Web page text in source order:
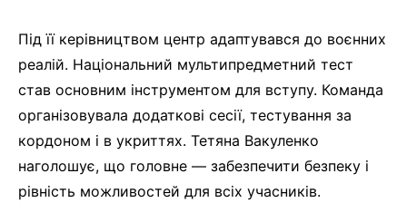
Під її керівництвом центр адаптувався до воєнних
реалій. Національний мультипредметний тест
став основним інструментом для вступу. Команда
організовувала додаткові сесії, тестування за
кордоном і в укриттях. Тетяна Вакуленко
наголошує, що головне — забезпечити безпеку і
рівність можливостей для всіх учасників.